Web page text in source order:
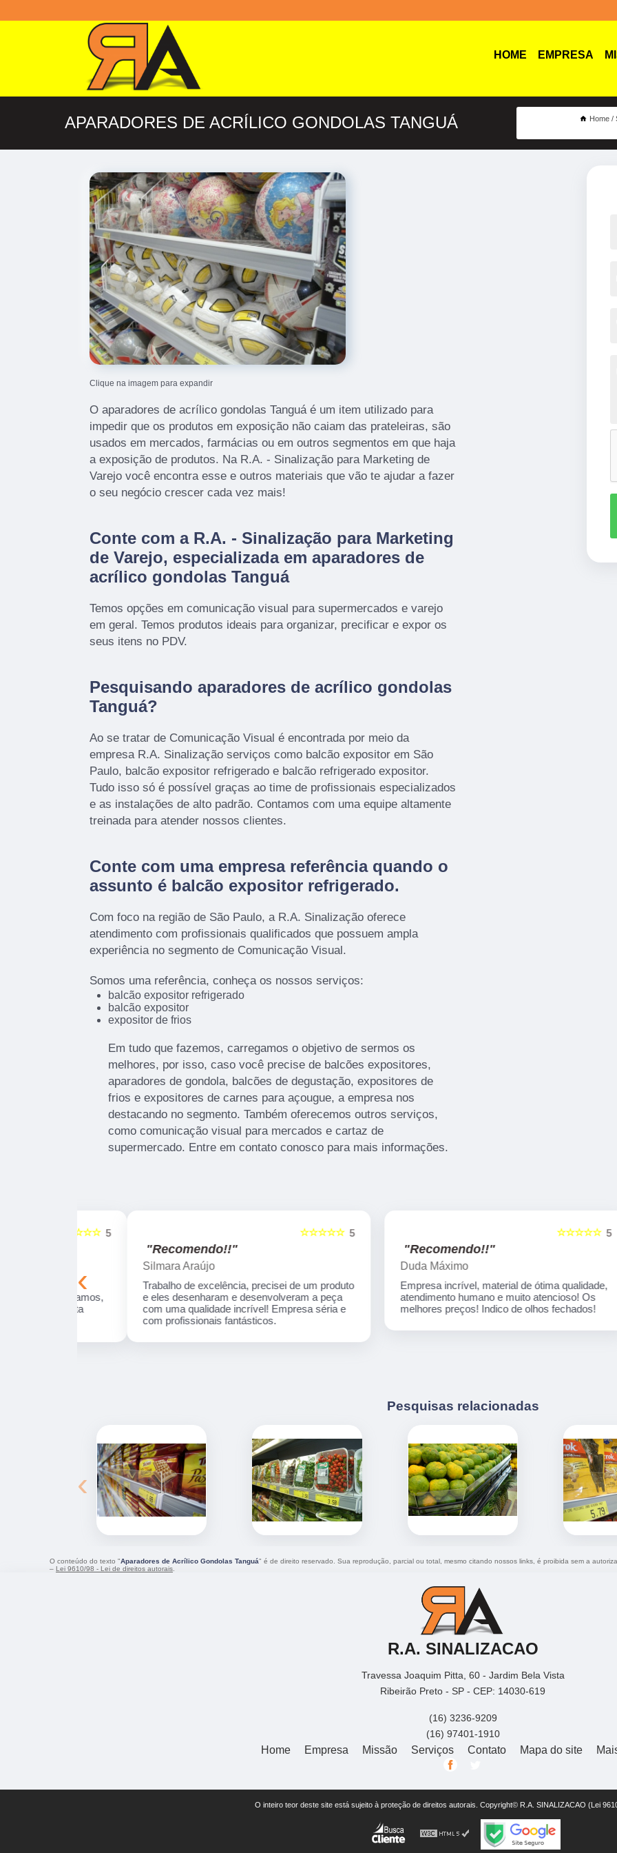
HOME EMPRESA
APARADORES DE ACRÍLICO GONDOLAS TANGUÁ Home
Clique na imagem para expandir
O aparadores de acrílico gondolas Tanguá é um item utilizado para
impedir que os produtos em exposição não caiam das prateleiras, são
usados em mercados, farmácias ou em outros segmentos em que haja
a exposição de produtos. Na R.A. - Sinalização para Marketing de
Varejo você encontra esse e outros materiais que vão te ajudar a fazer
o seu negócio crescer cada vez mais!
Conte com a R.A. - Sinalização para Marketing
de Varejo, especializada em aparadores de
acrílico gondolas Tanguá
Temos opções em comunicação visual para supermercados e varejo
em geral. Temos produtos ideais para organizar, precificar e expor os
seus itens no PDV.
Pesquisando aparadores de acrílico gondolas
Tanguá?
Ao se tratar de Comunicação Visual é encontrada por meio da
empresa R.A. Sinalização serviços como balcão expositor em São
Paulo, balcão expositor refrigerado e balcão refrigerado expositor.
Tudo isso só é possível graças ao time de profissionais especializados
e as instalações de alto padrão. Contamos com uma equipe altamente
treinada para atender nossos clientes.
Conte com uma empresa referência quando o
assunto é balcão expositor refrigerado.
Com foco na região de São Paulo, a R.A. Sinalização oferece
atendimento com profissionais qualificados que possuem ampla
experiência no segmento de Comunicação Visual.
Somos uma referência, conheça os nossos serviços:
balcão expositor refrigerado
balcão expositor
expositor de frios
Em tudo que fazemos, carregamos o objetivo de sermos os
melhores, por isso, caso você precise de balcões expositores,
aparadores de gondola, balcões de degustação, expositores de
frios e expositores de carnes para açougue, a empresa nos
destacando no segmento. Também oferecemos outros serviços,
como comunicação visual para mercados e cartaz de
supermercado. Entre em contato conosco para mais informações.
5
☆☆☆☆☆
"Recomendo!!"
Silmara Araújo
Trabalho de excelência, precisei de um produto
e eles desenharam e desenvolveram a peça
com uma qualidade incrível! Empresa séria e
com profissionais fantásticos.
5
☆☆☆☆☆
"Recomendo!!"
Duda Máximo
Empresa incrível, material de ótima qualidade,
atendimento humano e muito atencioso! Os
melhores preços! Indico de olhos fechados!
‹
Pesquisas relacionadas
‹
O conteúdo do texto "Aparadores de Acrílico Gondolas Tanguá" é de direito reservado. Sua reprodução, parcial ou total, mesmo citando nossos links, é proibida sem a
– Lei 9610/98 - Lei de direitos autorais.
R.A. SINALIZACAO
Travessa Joaquim Pitta, 60 - Jardim Bela Vista
Ribeirão Preto - SP - CEP: 14030-619
(16) 3236-9209
(16) 97401-1910
Home Empresa Missão Serviços Contato Mapa do site
O inteiro teor deste site está sujeito à proteção de direitos autorais. Copyright© R.A. SINALIZACAO (Lei